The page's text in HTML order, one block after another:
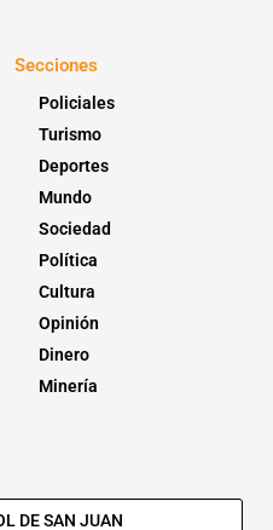
Secciones
Policiales
Turismo
Deportes
Mundo
Sociedad
Política
Cultura
Opinión
Dinero
Minería
DE SAN JUAN